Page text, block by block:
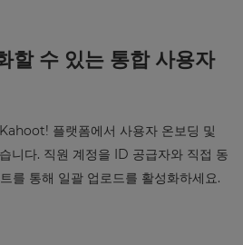
할 수 있는 통합 사용자
플랫폼에서 사용자 온보딩 및
니다. 직원 계정을 ID 공급자와 직접 동
를 통해 일괄 업로드를 활성화하세요.